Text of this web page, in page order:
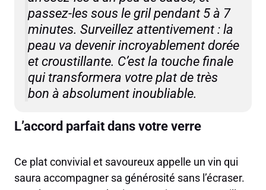
passez-les sous le gril pendant 5 à 7
minutes. Surveillez attentivement : la
peau va devenir incroyablement dorée
et croustillante. C’est la touche finale
qui transformera votre plat de très
bon à absolument inoubliable.
L’accord parfait dans votre verre
Ce plat convivial et savoureux appelle un vin qui
saura accompagner sa générosité sans l’écraser.